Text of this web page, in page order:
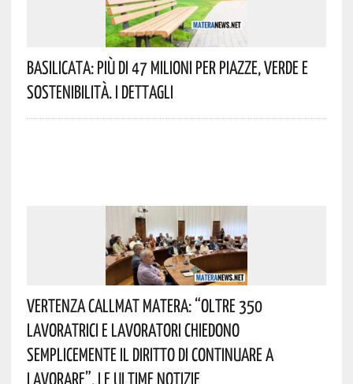
Basilicata: Più Di 47 Milioni Per Piazze, Verde E
Sostenibilità. I Dettagli
Vertenza CallMat Matera: “Oltre 350
Lavoratrici E Lavoratori Chiedono
Semplicemente Il Diritto Di Continuare A
Lavorare”. Le Ultime Notizie